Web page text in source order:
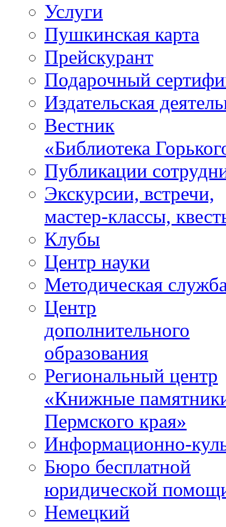
Услуги
Пушкинская карта
Прейскурант
Подарочный
Издательская
Вестник
«Библиотека
Публикации
Экскурсии, встречи,
мастер-классы,
Клубы
Центр науки
Методическая
Центр
дополнительного
образования
Региональный центр
«Книжные
Пермского края»
Информационно-
Бюро бесплатной
юридической
Немецкий